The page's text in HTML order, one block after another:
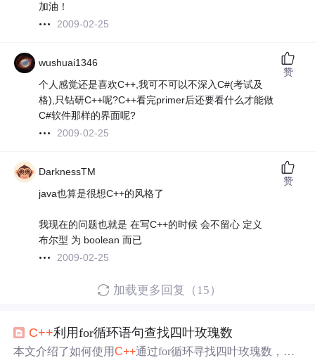
加油！
2009-02-25
wushuai1346
个人感觉还是喜欢C++,我可不可以不深入C#(考试及
格),只钻研C++呢?C++看完primer后还要看什么才能做
C#软件那样的界面呢?
2009-02-25
赞
DarknessTM
java也算是很想C++的风格了
我现在的问题也就是 在写C++的时候 会不留心 定义
布尔型 为 boolean 而已
2009-02-25
赞
加载更多回复（15）
C++利用for循环语句查找四叶玫瑰数
本文介绍了如何使用C++通过for循环寻找四叶玫瑰数，即4